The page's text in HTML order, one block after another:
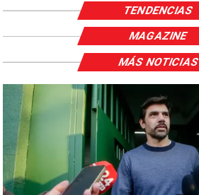
TENDENCIAS
MAGAZINE
MÁS NOTICIAS